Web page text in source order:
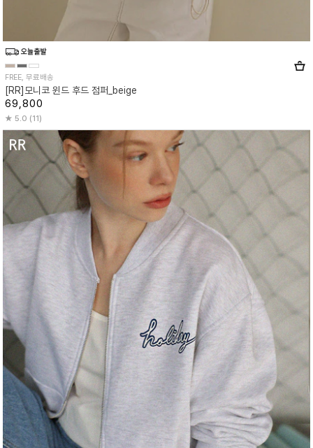
FREE, 무료배송
[RR]모니코 윈드 후드 점퍼_beige
69,800
5.0 (11)